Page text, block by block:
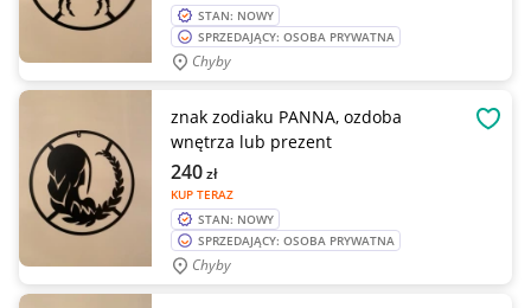
STAN: NOWY
SPRZEDAJĄCY: OSOBA PRYWATNA
Chyby
znak zodiaku PANNA, ozdoba
wnętrza lub prezent
KUP TERAZ
240zł
STAN: NOWY
SPRZEDAJĄCY: OSOBA PRYWATNA
Chyby